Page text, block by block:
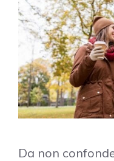
Da non